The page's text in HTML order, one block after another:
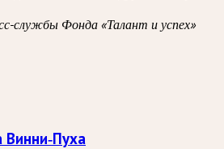
службы Фонда «Талант и успех»
Винни-Пуха